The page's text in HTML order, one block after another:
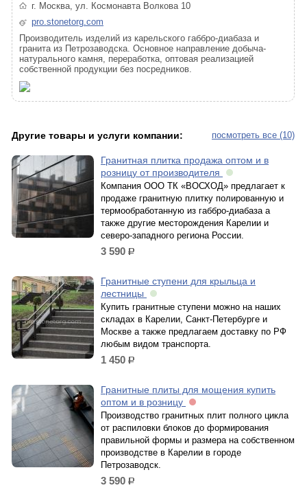
г. Москва, ул. Космонавта Волкова 10
pro.stonetorg.com
Производитель изделий из карельского габбро-диабаза и
гранита из Петрозаводска. Основное направление добыча-
натурального камня, переработка, оптовая реализацией
собственной продукции без посредников.
посмотреть все (10)
Другие товары и услуги компании:
Гранитная плитка продажа оптом и в
розницу от производителя
Компания ООО ТК «ВОСХОД» предлагает к
продаже гранитную плитку полированную и
термообработанную из габбро-диабаза а
также другие месторождения Карелии и
северо-западного региона России.
3 590 р.
Гранитные ступени для крыльца и
лестницы
Купить гранитные ступени можно на наших
складах в Карелии, Санкт-Петербурге и
Москве а также предлагаем доставку по РФ
любым видом транспорта.
1 450 р.
Гранитные плиты для мощения купить
оптом и в розницу
Производство гранитных плит полного цикла
от распиловки блоков до формирования
правильной формы и размера на собственном
производстве в Карелии в городе
Петрозаводск.
3 590 р.